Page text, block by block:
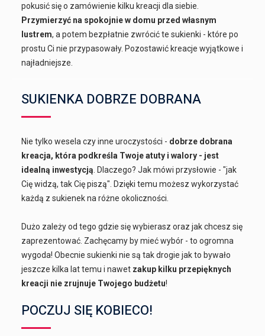
pokusić się o zamówienie kilku kreacji dla siebie.
Przymierzyć na spokojnie w domu przed własnym
lustrem, a potem bezpłatnie zwrócić te sukienki - które po
prostu Ci nie przypasowały. Pozostawić kreacje wyjątkowe i
najładniejsze.
SUKIENKA DOBRZE DOBRANA
Nie tylko wesela czy inne uroczystości - dobrze dobrana
kreacja, która podkreśla Twoje atuty i walory - jest
idealną inwestycją . Dlaczego? Jak mówi przysłowie - "jak
Cię widzą, tak Cię piszą". Dzięki temu możesz wykorzystać
każdą z sukienek na różne okoliczności.
Dużo zależy od tego gdzie się wybierasz oraz jak chcesz się
zaprezentować. Zachęcamy by mieć wybór - to ogromna
wygoda! Obecnie sukienki nie są tak drogie jak to bywało
jeszcze kilka lat temu i nawet zakup kilku przepięknych
kreacji nie zrujnuje Twojego budżetu!
POCZUJ SIĘ KOBIECO!